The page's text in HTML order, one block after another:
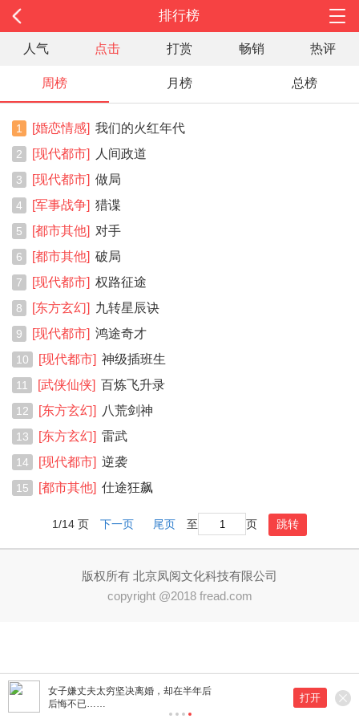
女子嫌丈夫太穷坚决离婚，却在半年后
后悔不已……
打开
排行榜
人气 点击 打赏 畅销 热评
周榜 月榜 总榜
1 [婚恋情感] 我们的火红年代
2 [现代都市] 人间政道
3 [现代都市] 做局
4 [军事战争] 猎谍
5 [都市其他] 对手
6 [都市其他] 破局
7 [现代都市] 权路征途
8 [东方玄幻] 九转星辰诀
9 [现代都市] 鸿途奇才
10 [现代都市] 神级插班生
11 [武侠仙侠] 百炼飞升录
12 [东方玄幻] 八荒剑神
13 [东方玄幻] 雷武
14 [现代都市] 逆袭
15 [都市其他] 仕途狂飙
1/14 页 下一页 尾页 至 页 跳转
版权所有 北京凤阅文化科技有限公司
copyright @2018 fread.com